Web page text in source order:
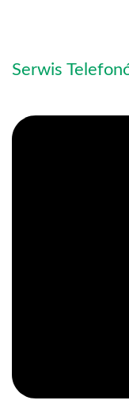
Serwis